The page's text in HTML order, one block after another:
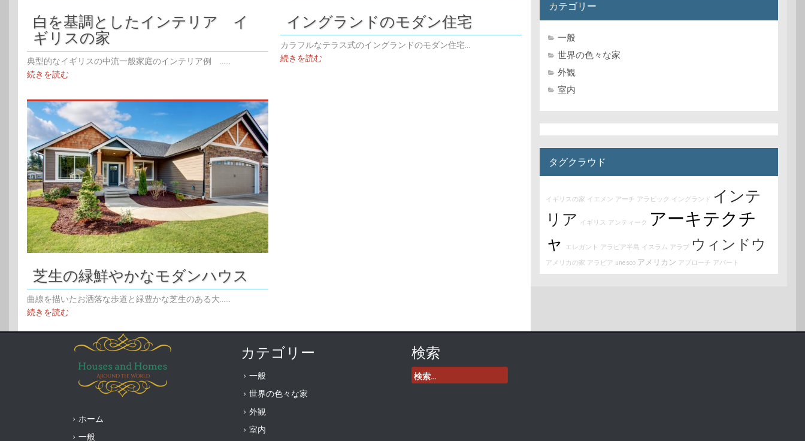
白を基調としたインテリア イ
ギリスの家
典型的なイギリスの中流一般家庭のインテリア例 ......
続きを読む
イングランドのモダン住宅
カラフルなテラス式のイングランドのモダン住宅...
続きを読む
芝生の緑鮮やかなモダンハウス
曲線を描いたお洒落な歩道と緑豊かな芝生のある大......
続きを読む
カテゴリー
一般
世界の色々な家
外観
室内
タグクラウド
イギリスの家 イエメン アーチ アラビック イングランド インテ
リア
イギリス アンティーク
アーキテクチ
ャ
エレガント アラビア半島 イスラム アラブ ウィンドウ
アメリカの家 アラビア unesco アメリカン アプローチ アパート
ホーム
一般
カテゴリー
一般
世界の色々な家
外観
室内
検索
検
索: